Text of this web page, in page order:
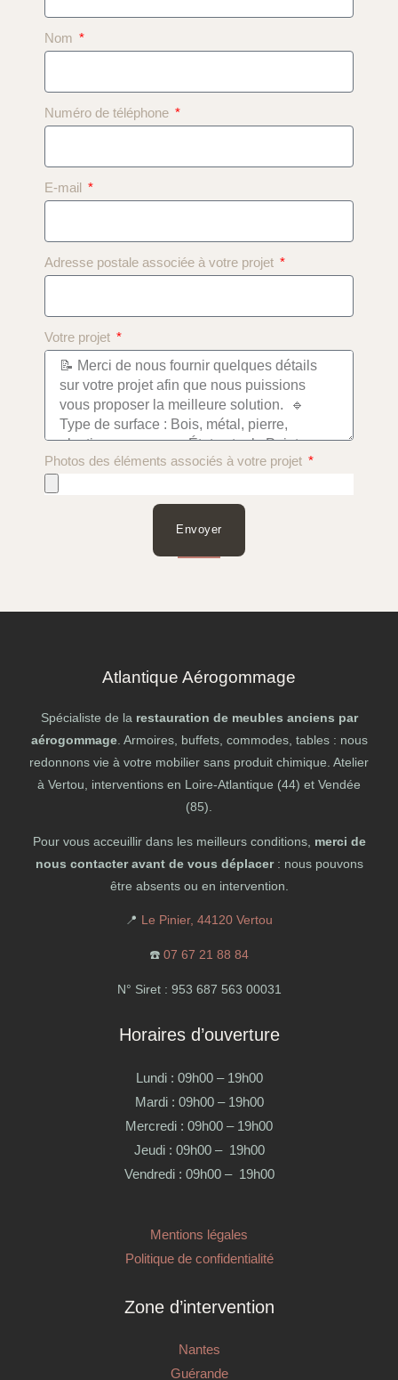
Nom
Numéro de téléphone
E-mail
Adresse postale associée à votre projet
Votre projet
Photos des éléments associés à votre projet
Envoyer
Atlantique Aérogommage
Spécialiste de la restauration de meubles anciens par
aérogommage. Armoires, buffets, commodes, tables : nous
redonnons vie à votre mobilier sans produit chimique. Atelier
à Vertou, interventions en Loire-Atlantique (44) et Vendée
(85).
Pour vous acceuillir dans les meilleurs conditions, merci de
nous contacter avant de vous déplacer: nous pouvons
être absents ou en intervention.
📍 Le Pinier, 44120 Vertou
☎️ 07 67 21 88 84
N° Siret : 953 687 563 00031
Horaires d’ouverture
Lundi : 09h00 – 19h00
Mardi : 09h00 – 19h00
Mercredi : 09h00 – 19h00
Jeudi : 09h00 – 19h00
Vendredi : 09h00 – 19h00
Mentions légales
Politique de confidentialité
Zone d’intervention
Nantes
Guérande